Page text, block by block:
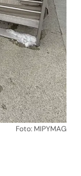
Foto: MIPYMAG